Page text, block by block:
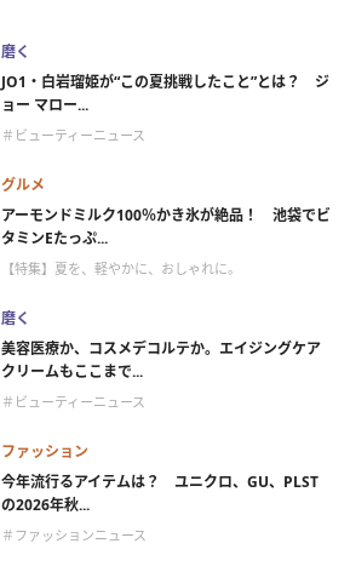
磨く
JO1・白岩瑠姫が“この夏挑戦したこと”とは？ ジ
ョー マロー...
＃ビューティーニュース
グルメ
アーモンドミルク100％かき氷が絶品！ 池袋でビ
タミンEたっぷ...
【特集】夏を、軽やかに、おしゃれに。
磨く
美容医療か、コスメデコルテか。エイジングケア
クリームもここまで...
＃ビューティーニュース
ファッション
今年流行るアイテムは？ ユニクロ、GU、PLST
の2026年秋...
＃ファッションニュース